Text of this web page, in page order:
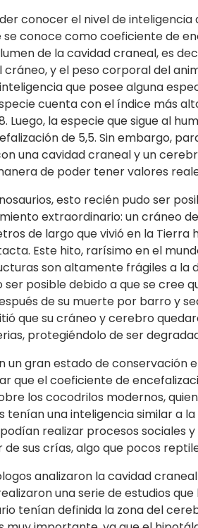
conocer el nivel de
se conoce como coeficiente de
de la cavidad craneal, es
y el peso corporal del
que posee alguna
cuenta con el índice más
Luego, la especie que sigue al
de 5,5. Sin embargo,
una cavidad craneal y un
de poder tener valores
esto recién pudo ser
extraordinario: un cráneo
de largo que vivió en la Tierra
Este hito, rarísimo en el
son altamente frágiles a la
posible debido a que se cree
de su muerte por barro y
que su cráneo y cerebro
protegiéndolo de ser
un gran estado de conservación
que el coeficiente de
los cocodrilos modernos,
tenían una inteligencia similar a
realizar procesos sociales
sus crías, algo que pocos
analizaron la cavidad
una serie de estudios
tenían definida la zona del